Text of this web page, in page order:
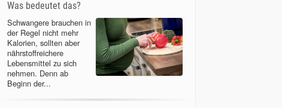
Was bedeutet das?
Schwangere brauchen in
der Regel nicht mehr
Kalorien, sollten aber
nährstoffreichere
Lebensmittel zu sich
nehmen. Denn ab
Beginn der...